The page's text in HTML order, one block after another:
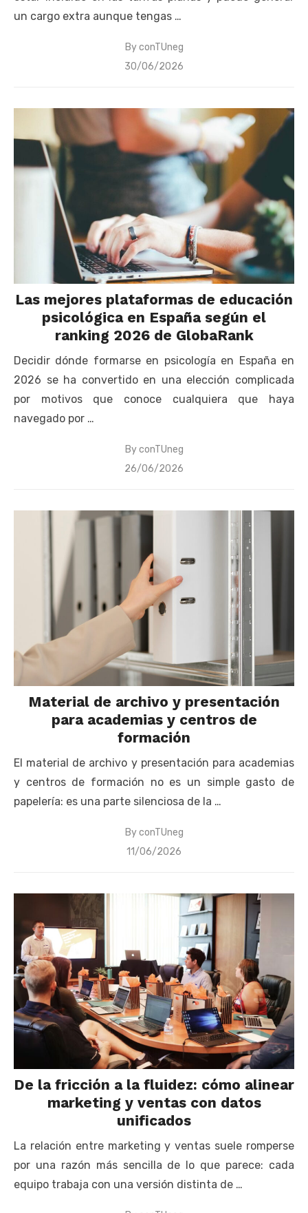
un cargo extra aunque tengas …
ByconTUneg
Posted
30/06/2026
Las mejores plataformas de educación
psicológica en España según el
ranking 2026 de GlobaRank
Decidir dónde formarse en psicología en España en
2026 se ha convertido en una elección complicada
por motivos que conoce cualquiera que haya
navegado por …
ByconTUneg
Posted
26/06/2026
Material de archivo y presentación
para academias y centros de
formación
El material de archivo y presentación para academias
y centros de formación no es un simple gasto de
papelería: es una parte silenciosa de la …
ByconTUneg
Posted
11/06/2026
De la fricción a la fluidez: cómo alinear
marketing y ventas con datos
unificados
La relación entre marketing y ventas suele romperse
por una razón más sencilla de lo que parece: cada
equipo trabaja con una versión distinta de …